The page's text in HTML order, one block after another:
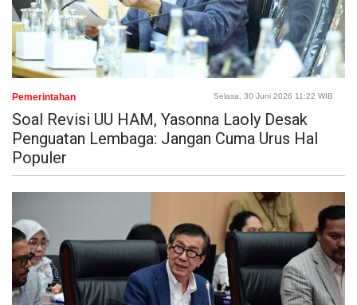
Pemerintahan Selasa, 30 Juni 2026 11:22 WIB
Soal Revisi UU HAM, Yasonna Laoly Desak
Penguatan Lembaga: Jangan Cuma Urus Hal
Populer